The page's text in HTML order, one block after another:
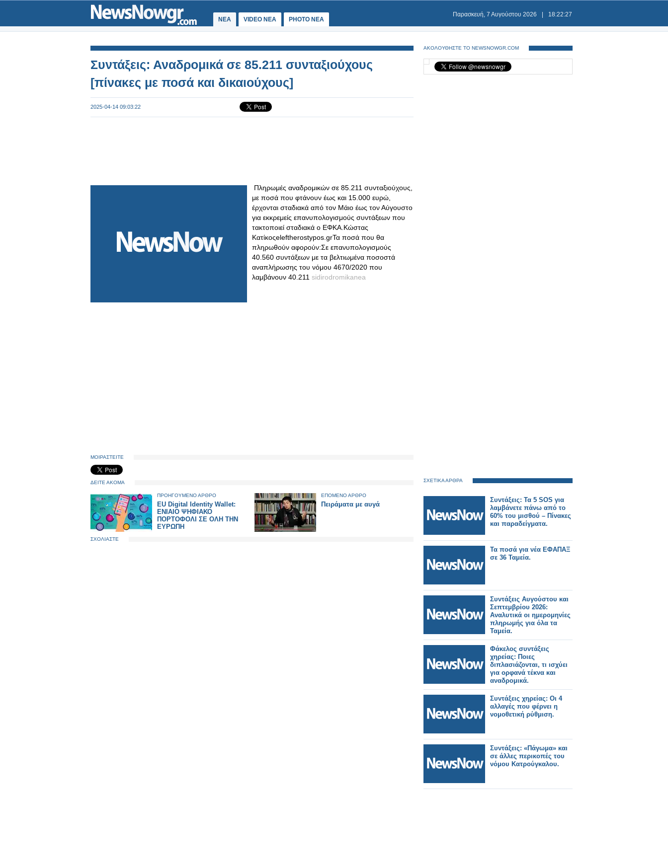
ΝΕΑ VIDEO NEA PHOTO NEA
Παρασκευή, 7 Αυγούστου 2026 18:22:27
Συντάξεις: Αναδρομικά σε 85.211 συνταξιούχους
[πίνακες με ποσά και δικαιούχους]
2025-04-14 09:03:22
Πληρωμές αναδρομικών σε 85.211 συνταξιούχους,
με ποσά που φτάνουν έως και 15.000 ευρώ,
έρχονται σταδιακά από τον Μάιο έως τον Αύγουστο
για εκκρεμείς επανυπολογισμούς συντάξεων που
τακτοποιεί σταδιακά ο ΕΦΚΑ.Κώστας
Κατίκοςeleftherostypos.grΤα ποσά που θα
πληρωθούν αφορούν:Σε επανυπολογισμούς
40.560 συντάξεων με τα βελτιωμένα ποσοστά
αναπλήρωσης του νόμου 4670/2020 που
λαμβάνουν 40.211 sidirodromikanea
ΜΟΙΡΑΣΤΕΙΤΕ
ΔΕΙΤΕ ΑΚΟΜΑ
ΠΡΟΗΓΟΥΜΕΝΟ ΑΡΘΡΟ
EU Digital Identity Wallet:
ΕΝΙΑΙΟ ΨΗΦΙΑΚΟ
ΠΟΡΤΟΦΟΛΙ ΣΕ ΟΛΗ ΤΗΝ
ΕΥΡΩΠΗ
ΕΠΟΜΕΝΟ ΑΡΘΡΟ
Πειράματα με αυγά
ΣΧΟΛΙΑΣΤΕ
ΑΚΟΛΟΥΘΗΣΤΕ ΤΟ NEWSNOWGR.COM
ΣΧΕΤΙΚΑ ΑΡΘΡΑ
Συντάξεις: Τα 5 SOS για
λαμβάνετε πάνω από το
60% του μισθού – Πίνακες
και παραδείγματα.
Τα ποσά για νέα ΕΦΑΠΑΞ
σε 36 Ταμεία.
Συντάξεις Αυγούστου και
Σεπτεμβρίου 2026:
Αναλυτικά οι ημερομηνίες
πληρωμής για όλα τα
Ταμεία.
Φάκελος συντάξεις
χηρείας: Ποιες
διπλασιάζονται, τι ισχύει
για ορφανά τέκνα και
αναδρομικά.
Συντάξεις χηρείας: Οι 4
αλλαγές που φέρνει η
νομοθετική ρύθμιση.
Συντάξεις: «Πάγωμα» και
σε άλλες περικοπές του
νόμου Κατρούγκαλου.